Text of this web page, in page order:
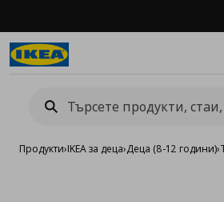
Продукти›IKEA за деца›Деца (8-12 години)›